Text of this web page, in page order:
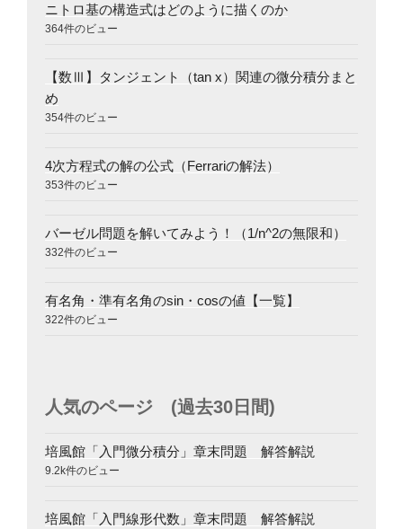
ニトロ基の構造式はどのように描くのか
364件のビュー
【数Ⅲ】タンジェント（tan x）関連の微分積分まと
め
354件のビュー
4次方程式の解の公式（Ferrariの解法）
353件のビュー
バーゼル問題を解いてみよう！（1/n^2の無限和）
332件のビュー
有名角・準有名角のsin・cosの値【一覧】
322件のビュー
人気のページ (過去30日間)
培風館「入門微分積分」章末問題 解答解説
9.2k件のビュー
培風館「入門線形代数」章末問題 解答解説